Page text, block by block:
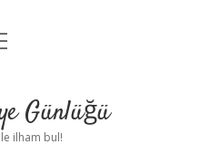
Günlüğü
ilham bul!